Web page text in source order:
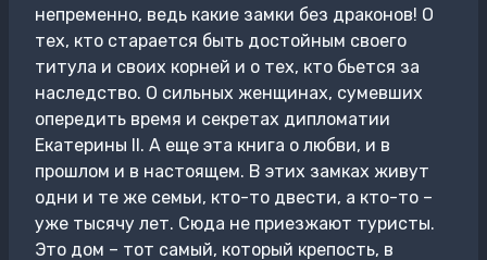
непременно, ведь какие замки без драконов! О
тех, кто старается быть достойным своего
титула и своих корней и о тех, кто бьется за
наследство. О сильных женщинах, сумевших
опередить время и секретах дипломатии
Екатерины II. А еще эта книга о любви, и в
прошлом и в настоящем. В этих замках живут
одни и те же семьи, кто-то двести, а кто-то –
уже тысячу лет. Сюда не приезжают туристы.
Это дом – тот самый, который крепость, в